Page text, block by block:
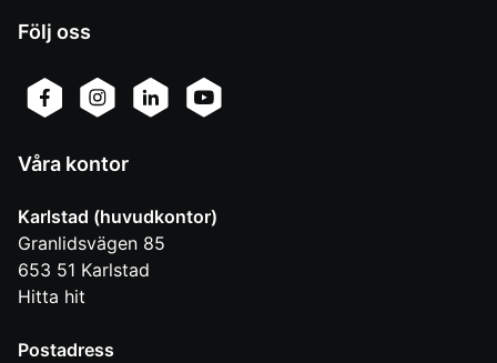
Följ oss
Våra kontor
Karlstad (huvudkontor)
Granlidsvägen 85
653 51 Karlstad
Hitta hit
Postadress